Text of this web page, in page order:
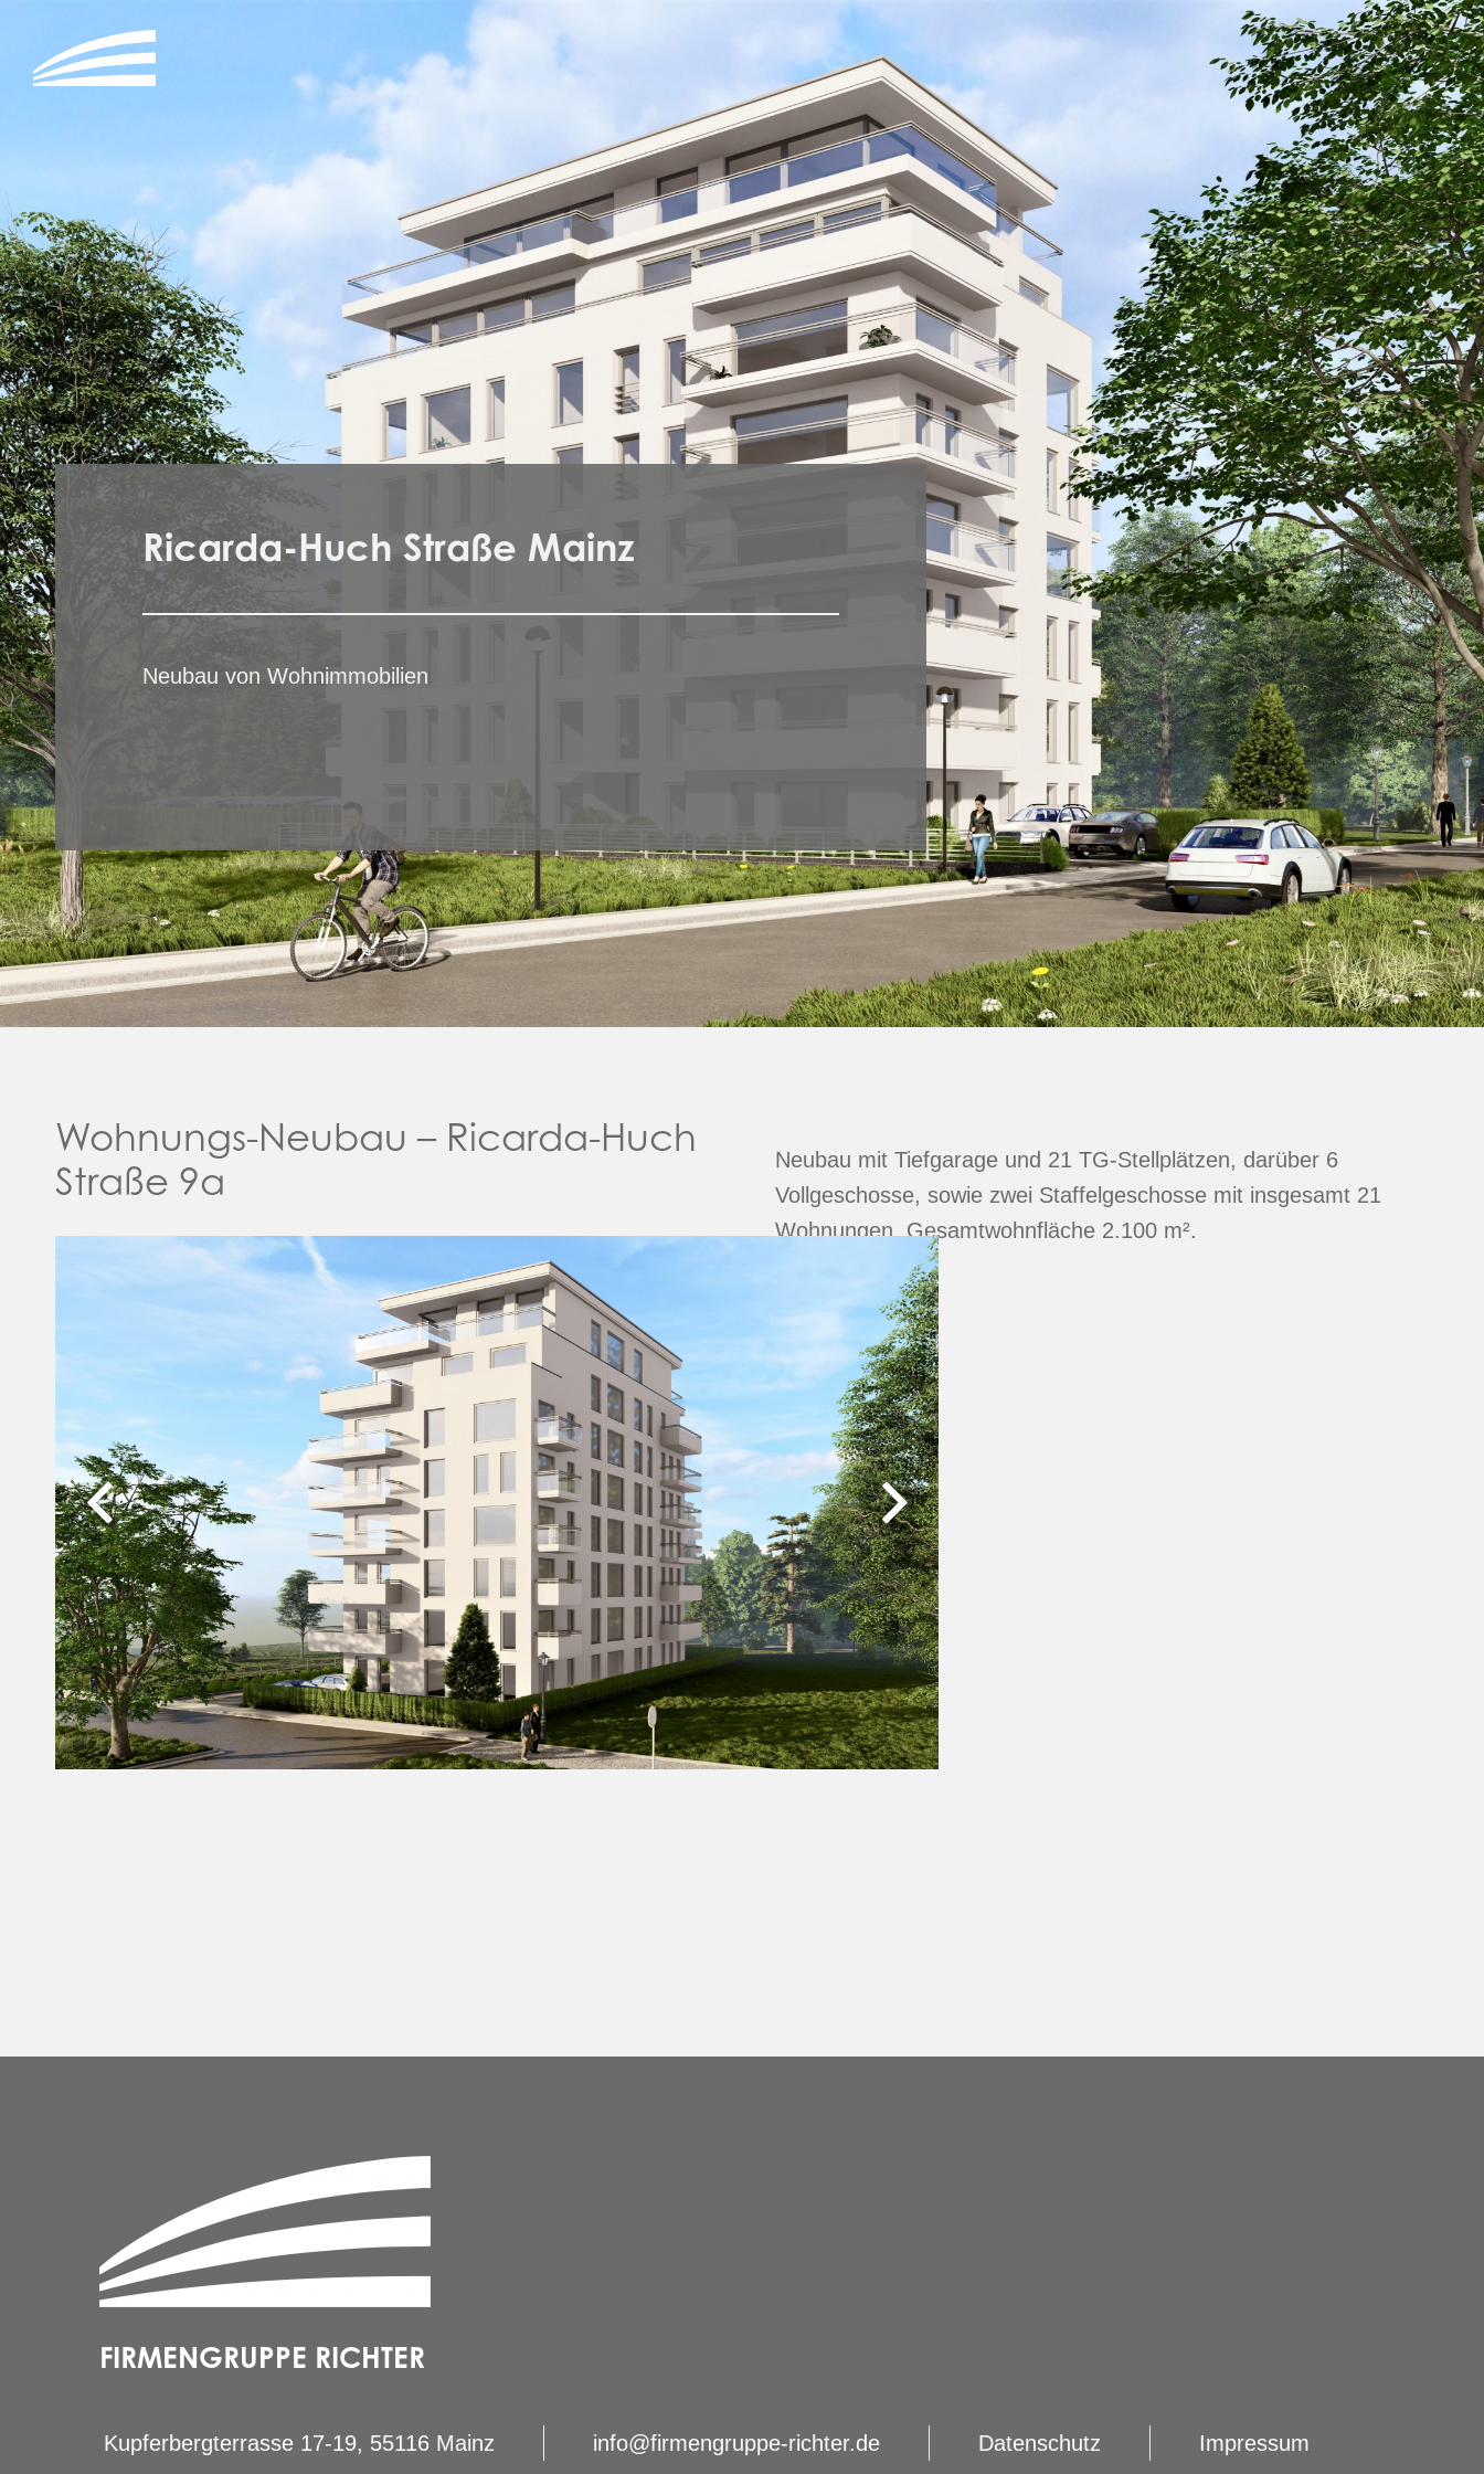
Ricarda-Huch Straße Mainz
Neubau von Wohnimmobilien
Wohnungs-Neubau – Ricarda-Huch
Straße 9a
Neubau mit Tiefgarage und 21 TG-Stellplätzen, darüber 6
Vollgeschosse, sowie zwei Staffelgeschosse mit insgesamt 21
Wohnungen, Gesamtwohnfläche 2.100 m².
FIRMENGRUPPE RICHTER
Kupferbergterrasse 17-19, 55116 Mainz info@firmengruppe-richter.de Datenschutz Impressum